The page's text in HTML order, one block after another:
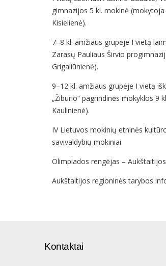
gimnazijos 5 kl. mokinė
Kisielienė).
7–8 kl. amžiaus grupėje I vietą
Zarasų Pauliaus Širvio
Grigaliūnienė).
9–12 kl. amžiaus grupėje I vietą
„Žiburio“ pagrindinės mokyklos 9
Kaulinienė).
IV Lietuvos mokinių etninės
savivaldybių mokiniai.
Olimpiados rengėjas –
Aukštaitijos regioninės tarybos
Kontaktai